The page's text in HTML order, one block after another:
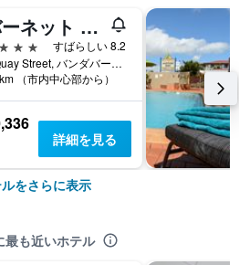
バーネット リバーサイド ホテル
星
すばらしい 8.2
7 Quay Street, バンダバーグ, QLD, オーストラリア
（市内中心部から）
詳細を見る
をさらに表示
最も近いホテル